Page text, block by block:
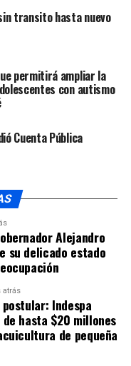
de trabajo “No
prueba en la ribera
transito hasta nuevo
permitirá ampliar la
con autismo
Cuenta Pública
Alejandro
su delicado estado
atrás
Indespa
hasta $20 millones
de pequeña